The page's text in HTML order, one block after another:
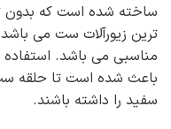
ساخته شده است که بدون
ترین زیورآلات ست می باشد
مناسبی می باشد. استفاده
باعث شده است تا حلقه
سفید را داشته باشند.